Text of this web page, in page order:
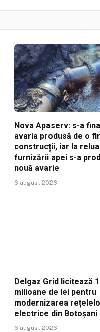
Nova Apaserv: s-a
avaria produsă de o
construcții, iar la
furnizării apei s-a
nouă avarie
6 august 2026
Delgaz Grid licitează
milioane de lei pentru
modernizarea
electrice din Botoșani
6 august 2026